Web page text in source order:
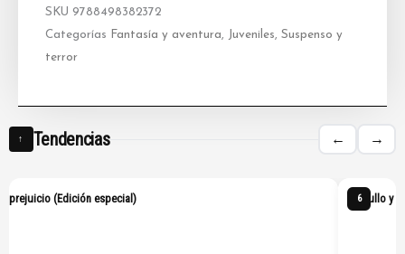
SKU 9788498382372
Categorías
Fantasía y aventura, Juveniles, Suspenso y
terror
↑ Tendencias ← →
prejuicio (Edición especial) 6
Orgullo y